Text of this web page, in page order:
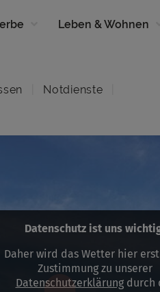
Leben & Wohnen
Notdienste
Datenschutz ist uns
Daher wird das Wetter hier
Zustimmung zu unserer
Datenschutzerklärungdurch